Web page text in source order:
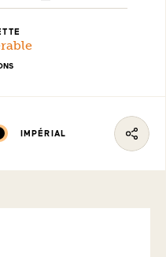
CUISSON :
IMPÉRIAL